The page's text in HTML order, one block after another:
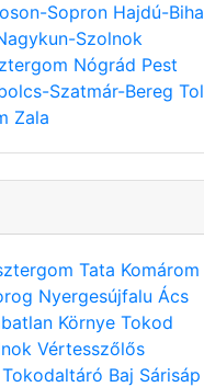
Sopron Hajdú-
Szolnok
Nógrád Pest
Szatmár-Bereg
Zala
Tata Komárom
Nyergesújfalu Ács
Környe Tokod
Vértesszőlős
Tokodaltáró Baj Sárisáp